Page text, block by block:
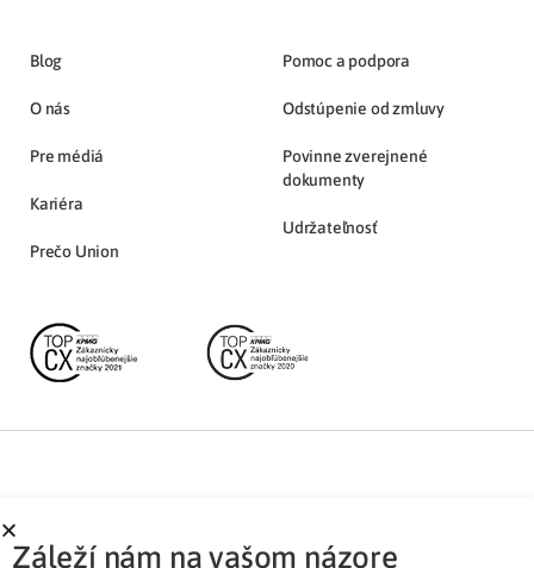
Blog
O nás
Pre médiá
Kariéra
Prečo Union
Pomoc a podpora
Odstúpenie od zmluvy
Povinne zverejnené
dokumenty
Udržateľnosť
Partnerská zóna
Záleží nám na vašom názore